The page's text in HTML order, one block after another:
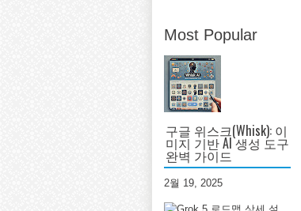
Most Popular
구글 위스크(Whisk): 이
미지 기반 AI 생성 도구
완벽 가이드
2월 19, 2025